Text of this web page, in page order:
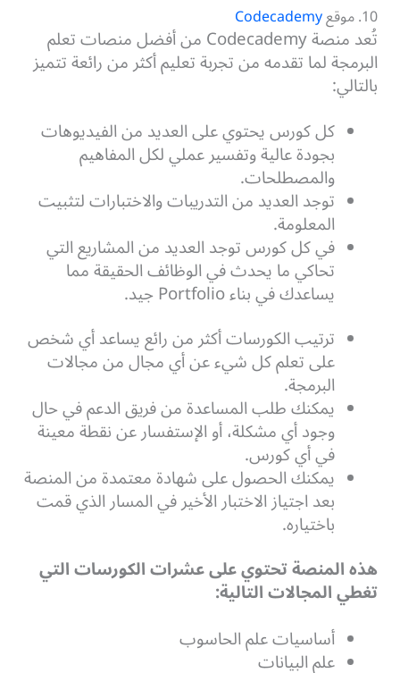
10. موقع Codecademy
تُعد منصة Codecademy من أفضل منصات تعلم
البرمجة لما تقدمه من تجربة تعليم أكثر من رائعة تتميز
بالتالي:
كل كورس يحتوي على العديد من الفيديوهات
بجودة عالية وتفسير عملي لكل المفاهيم
والمصطلحات.
توجد العديد من التدريبات والاختبارات لتثبيت
المعلومة.
في كل كورس توجد العديد من المشاريع التي
تحاكي ما يحدث في الوظائف الحقيقة مما
يساعدك في بناء Portfolio جيد.
ترتيب الكورسات أكثر من رائع يساعد أي شخص
على تعلم كل شيء عن أي مجال من مجالات
البرمجة.
يمكنك طلب المساعدة من فريق الدعم في حال
وجود أي مشكلة، أو الإستفسار عن نقطة معينة
في أي كورس.
يمكنك الحصول على شهادة معتمدة من المنصة
بعد اجتياز الاختبار الأخير في المسار الذي قمت
باختياره.
هذه المنصة تحتوي على عشرات الكورسات التي
تغطي المجالات التالية:
أساسيات علم الحاسوب
علم البيانات